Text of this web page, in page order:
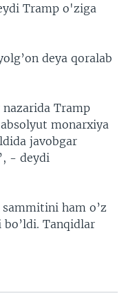
Tramp o'ziga
deya qoralab
nazarida Tramp
monarxiya
javobgar
- deydi
ham o’z
bo’ldi. Tanqidlar